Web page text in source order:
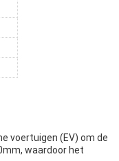
voertuigen (EV) om de
waardoor het